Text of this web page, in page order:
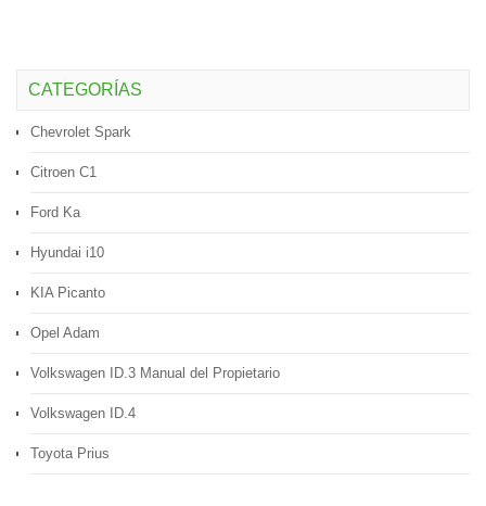
CATEGORÍAS
Chevrolet Spark
Citroen C1
Ford Ka
Hyundai i10
KIA Picanto
Opel Adam
Volkswagen ID.3 Manual del Propietario
Volkswagen ID.4
Toyota Prius